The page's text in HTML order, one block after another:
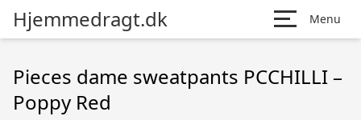
Hjemmedragt.dk Menu
Pieces dame sweatpants PCCHILLI –
Poppy Red